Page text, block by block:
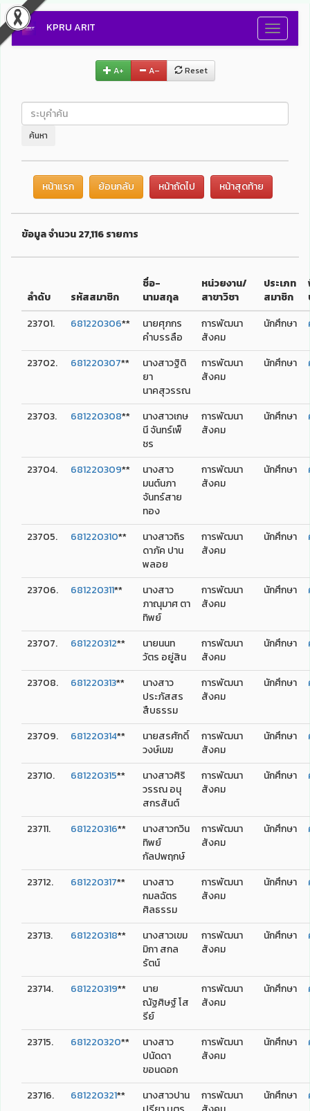
Toggle
KPRU ARIT
A+ A– Reset
ค้นหา
หน้าแรก ย้อนกลับ หน้าถัดไป หน้าสุดท้าย
ข้อมูล จำนวน 27,116 รายการ
ลำดับ รหัสสมาชิก
ชื่อ-
นามสกุล
หน่วยงาน/
สาขาวิชา
ประเภท
สมาชิก
23701.
681220306**
นายศุภกร
คำบรรลือ
การพัฒนา
สังคม
นักศึกษา
23702. 681220307**
นางสาวฐิติ
ยา
นาคสุวรรณ
การพัฒนา
สังคม
นักศึกษา
23703. 681220308**
นางสาวเกษ
นี จันทร์เพ็
ชร
การพัฒนา
สังคม
นักศึกษา
23704. 681220309**
นางสาว
มนต์นภา
จันทร์สาย
ทอง
การพัฒนา
สังคม
นักศึกษา
23705. 681220310**
นางสาวถิร
ดาภัค ปาน
พลอย
การพัฒนา
สังคม
นักศึกษา
23706. 681220311**
นางสาว
ภาณุมาศ ตา
ทิพย์
การพัฒนา
สังคม
นักศึกษา
23707. 681220312**
นายนนท
วัตร อยู่สิน
การพัฒนา
สังคม
นักศึกษา
23708. 681220313**
นางสาว
ประภัสสร
สืบธรรม
การพัฒนา
สังคม
นักศึกษา
23709. 681220314**
นายสรศักดิ์
วงษ์เมฆ
การพัฒนา
สังคม
นักศึกษา
23710. 681220315**
นางสาวศิริ
วรรณ อนุ
สกรสันต์
การพัฒนา
สังคม
นักศึกษา
23711. 681220316**
นางสาวกวิน
ทิพย์
กัลปพฤกษ์
การพัฒนา
สังคม
นักศึกษา
23712. 681220317**
นางสาว
กมลฉัตร
ศิลธรรม
การพัฒนา
สังคม
นักศึกษา
23713. 681220318**
นางสาวเขม
มิกา สกล
รัตน์
การพัฒนา
สังคม
นักศึกษา
23714. 681220319**
นาย
ณัฐศิษฐ์ โส
รีย์
การพัฒนา
สังคม
นักศึกษา
23715. 681220320**
นางสาว
ปนัดดา
ขอนดอก
การพัฒนา
สังคม
นักศึกษา
23716. 681220321**
นางสาวปาน
การพัฒนา
นักศึกษา